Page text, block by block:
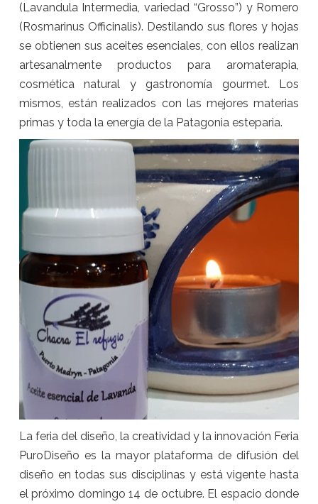
(Lavandula Intermedia, variedad “Grosso”) y Romero
(Rosmarinus Officinalis). Destilando sus flores y hojas
se obtienen sus aceites esenciales, con ellos realizan
artesanalmente productos para aromaterapia,
cosmética natural y gastronomía gourmet. Los
mismos, están realizados con las mejores materias
primas y toda la energía de la Patagonia esteparia.
La feria del diseño, la creatividad y la innovación Feria
PuroDiseño es la mayor plataforma de difusión del
diseño en todas sus disciplinas y está vigente hasta
el próximo domingo 14 de octubre. El espacio donde